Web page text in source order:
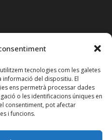
tecnologies com les galetes
informació del dispositiu. El
ens permetrà processar dades
o les identificacions úniques en
consentiment, pot afectar
i funcions.